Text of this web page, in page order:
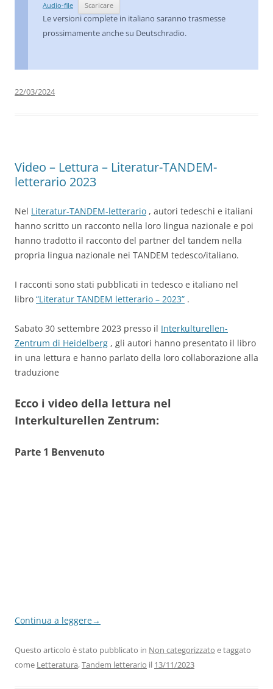
Audio-file Scaricare
Le versioni complete in italiano saranno trasmesse
prossimamente anche su Deutschradio.
22/03/2024
Video – Lettura – Literatur-TANDEM-
letterario 2023
Nel Literatur-TANDEM-letterario , autori tedeschi e italiani
hanno scritto un racconto nella loro lingua nazionale e poi
hanno tradotto il racconto del partner del tandem nella
propria lingua nazionale nei TANDEM tedesco/italiano.
I racconti sono stati pubblicati in tedesco e italiano nel
libro “Literatur TANDEM letterario – 2023” .
Sabato 30 settembre 2023 presso il Interkulturellen-
Zentrum di Heidelberg , gli autori hanno presentato il libro
in una lettura e hanno parlato della loro collaborazione alla
traduzione
Ecco i video della lettura nel
Interkulturellen Zentrum:
Parte 1 Benvenuto
Continua a leggere→
Questo articolo è stato pubblicato in Non categorizzato e taggato
come Letteratura,Tandem letterario il 13/11/2023